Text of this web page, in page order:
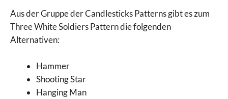
Aus der Gruppe der Candlesticks Patterns gibt es zum
Three White Soldiers Pattern die folgenden
Alternativen:
Hammer
Shooting Star
Hanging Man